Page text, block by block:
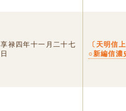
享禄四年十一月二十七
日
〔天明信
○新編信濃